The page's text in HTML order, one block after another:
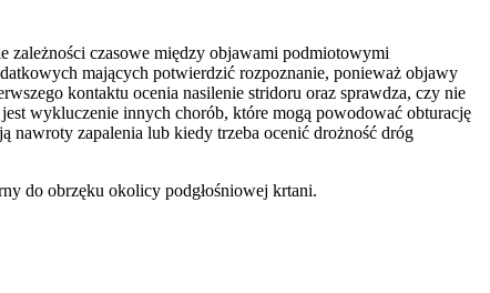
zależności czasowe między objawami podmiotowymi
mających potwierdzić rozpoznanie, ponieważ objawy
kontaktu ocenia nasilenie stridoru oraz sprawdza, czy nie
wykluczenie innych chorób, które mogą powodować obturację
nawroty zapalenia lub kiedy trzeba ocenić drożność dróg
do obrzęku okolicy podgłośniowej krtani.